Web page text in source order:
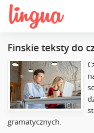
Finskie teksty do
gramatycznych.